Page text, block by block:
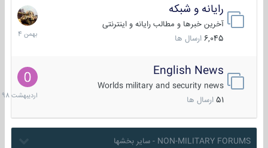
رایانه و شبکه
آخرین خبرها و مطالب رایانه و اینترنتی
6,045 ارسال ها
30
بهمن
1404
English News
Worlds military and security news
51 ارسال ها
10
1398
NON-MILITARY FORUMS - سایر بخشها